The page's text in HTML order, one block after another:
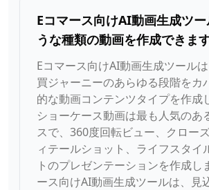
Eコマース向けAI動画生成ツ
うな種類の動画を作成できま
Eコマース向けAI動画生成ツール
買ジャーニーのあらゆる段階をカ
的な動画コンテンツタイプを作成
ショーケース動画は最も人気のあ
スで、360度回転ビュー、クロー
ィテールショット、ライフスタイ
トのプレゼンテーションを作成し
ース向けAI動画生成ツールは、見